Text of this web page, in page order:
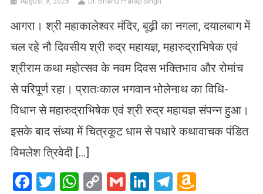
आगरा। श्री महाकालेश्वर मंदिर, बूढ़ी का नगला, दयालबाग में
चल रहे नौ दिवसीय श्री रुद्र महायज्ञ, महारुद्राभिषेक एवं
श्रीराम कथा महोत्सव के नवम दिवस भक्तिभाव और रोमांच
से परिपूर्ण रहा। प्रातःकाल भगवान भोलेनाथ का विधि-
विधान से महारुद्राभिषेक एवं श्री रुद्र महायज्ञ संपन्न हुआ।
इसके बाद संध्या में चित्रकूट धाम से पधारे कथावाचक पंडित
विमलेश त्रिवेदी […]
Facebook
Twitter
WhatsApp
CopyGmailLinkedIn
Telegram